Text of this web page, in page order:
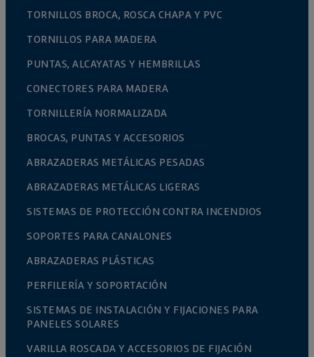
TORNILLOS BROCA, ROSCA CHAPA Y PVC
TORNILLOS PARA MADERA
PUNTAS, ALCAYATAS Y HEMBRILLAS
CONECTORES PARA MADERA
TORNILLERÍA NORMALIZADA
BROCAS, PUNTAS Y ACCESORIOS
ABRAZADERAS METÁLICAS PESADAS
ABRAZADERAS METÁLICAS LIGERAS
SISTEMAS DE PROTECCIÓN CONTRA INCENDIOS
SOPORTES PARA CANALONES
ABRAZADERAS PLÁSTICAS
PERFILERÍA Y SOPORTACIÓN
SISTEMAS DE INSTALACIÓN Y FIJACIONES PARA
PANELES SOLARES
VARILLA ROSCADA Y ACCESORIOS DE FIJACIÓN